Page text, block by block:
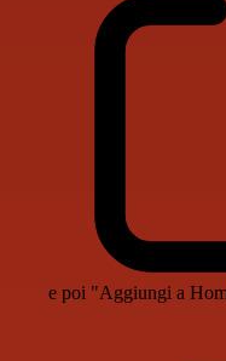
e poi "Aggiungi a